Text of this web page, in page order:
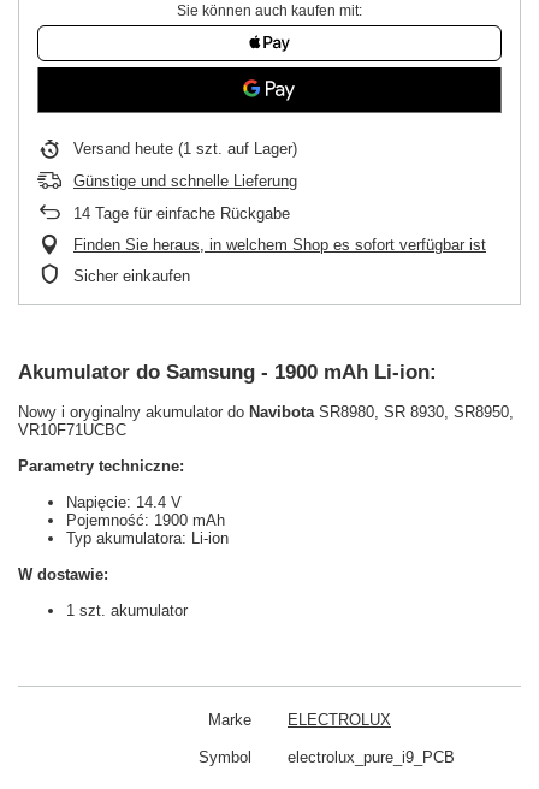
Sie können auch kaufen mit:
Versand heute (1 szt. auf Lager)
Günstige und schnelle Lieferung
14 Tage für einfache Rückgabe
Finden Sie heraus, in welchem Shop es sofort verfügbar ist
Sicher einkaufen
Akumulator do Samsung - 1900 mAh Li-ion:
Nowy i oryginalny akumulator do NavibotaSR8980, SR 8930, SR8950,
VR10F71UCBC
Parametry techniczne:
Napięcie: 14.4 V
Pojemność: 1900 mAh
Typ akumulatora: Li-ion
W dostawie:
1 szt. akumulator
Marke ELECTROLUX
Symbol electrolux_pure_i9_PCB